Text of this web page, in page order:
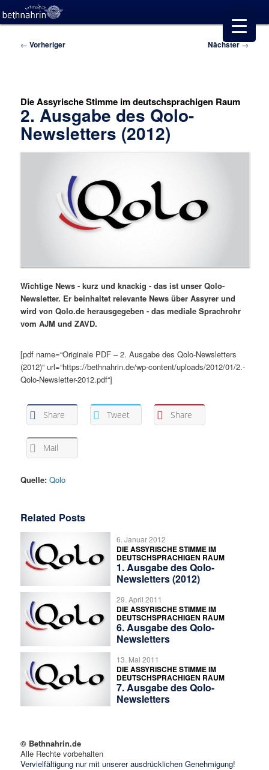
Beitragsnavigation
← Vorheriger Nächster→
Die Assyrische Stimme im deutschsprachigen Raum
2. Ausgabe des Qolo-
Newsletters (2012)
Wichtige News - kurz und knackig - das ist unser Qolo-
Newsletter. Er beinhaltet relevante News über Assyrer und
wird von Qolo.de herausgegeben - das mediale Sprachrohr
vom AJM und ZAVD.
[pdf name=“Originale PDF – 2. Ausgabe des Qolo-Newsletters
(2012)“ url=“https://bethnahrin.de/wp-content/uploads/2012/01/2.-
Qolo-Newsletter-2012.pdf“]
Share Tweet Share
Mail
Quelle: Qolo
Related Posts
6. Januar 2012
DIE ASSYRISCHE STIMME IM
DEUTSCHSPRACHIGEN RAUM
1. Ausgabe des Qolo-
Newsletters (2012)
29. April 2011
DIE ASSYRISCHE STIMME IM
DEUTSCHSPRACHIGEN RAUM
6. Ausgabe des Qolo-
Newsletters
13. Mai 2011
DIE ASSYRISCHE STIMME IM
DEUTSCHSPRACHIGEN RAUM
7. Ausgabe des Qolo-
Newsletters
© Bethnahrin.de
Alle Rechte vorbehalten
Vervielfältigung nur mit unserer ausdrücklichen Genehmigung!